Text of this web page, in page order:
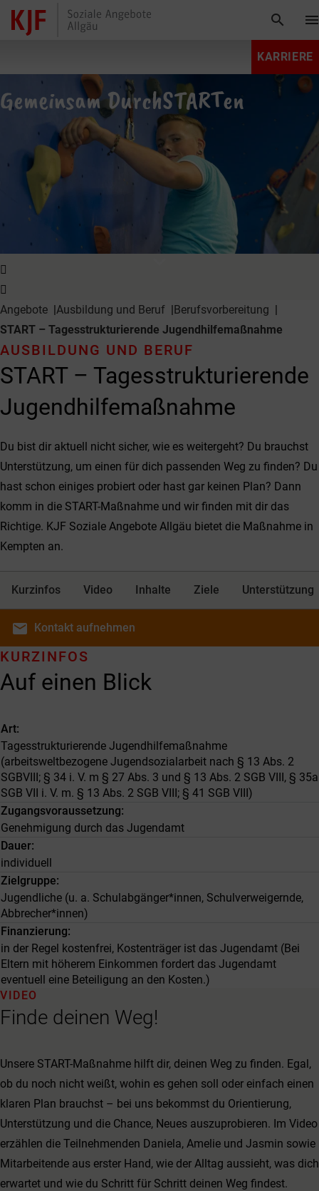
search
KARRIERE
Gemeinsam DurchSTARTen
expand_more
Angebote Ausbildung und Beruf
Berufs­vorbereitung
START – Tages­struktur­ierende Jugend­hilfe­maßnahme
START – Tages­struktur­ierende
Jugend­hilfe­maßnahme
AUSBILDUNG UND BERUF
Du bist dir aktuell nicht sicher, wie es weitergeht? Du brauchst
Unterstützung, um einen für dich passenden Weg zu finden? Du
hast schon einiges probiert oder hast gar keinen Plan? Dann
komm in die START-Maßnahme und wir finden mit dir das
Richtige. KJF Soziale Angebote Allgäu bietet die Maßnahme in
Kempten an.
Kurzinfos Video Inhalte Ziele Unterstützung
email Kontakt aufnehmen
Auf einen Blick
KURZINFOS
Art
Tagesstrukturierende Jugendhilfemaßnahme
(arbeitsweltbezogene Jugendsozialarbeit nach § 13 Abs. 2
SGBVIII; § 34 i. V. m § 27 Abs. 3 und § 13 Abs. 2 SGB VIII, § 35a
SGB VII i. V. m. § 13 Abs. 2 SGB VIII; § 41 SGB VIII)
Zugangsvoraussetzung
Genehmigung durch das Jugendamt
Dauer
individuell
Zielgruppe
Jugendliche (u. a. Schulabgänger*innen, Schulverweigernde,
Abbrecher*innen)
Finanzierung
in der Regel kostenfrei, Kostenträger ist das Jugendamt (Bei
Eltern mit höherem Einkommen fordert das Jugendamt
eventuell eine Beteiligung an den Kosten.)
Finde deinen Weg!
VIDEO
Unsere START-Maßnahme hilft dir, deinen Weg zu finden. Egal,
ob du noch nicht weißt, wohin es gehen soll oder einfach einen
klaren Plan brauchst – bei uns bekommst du Orientierung,
Unterstützung und die Chance, Neues auszuprobieren. Im Video
erzählen die Teilnehmenden Daniela, Amelie und Jasmin sowie
Mitarbeitende aus erster Hand, wie der Alltag aussieht, was dich
erwartet und wie du Schritt für Schritt deinen Weg findest.